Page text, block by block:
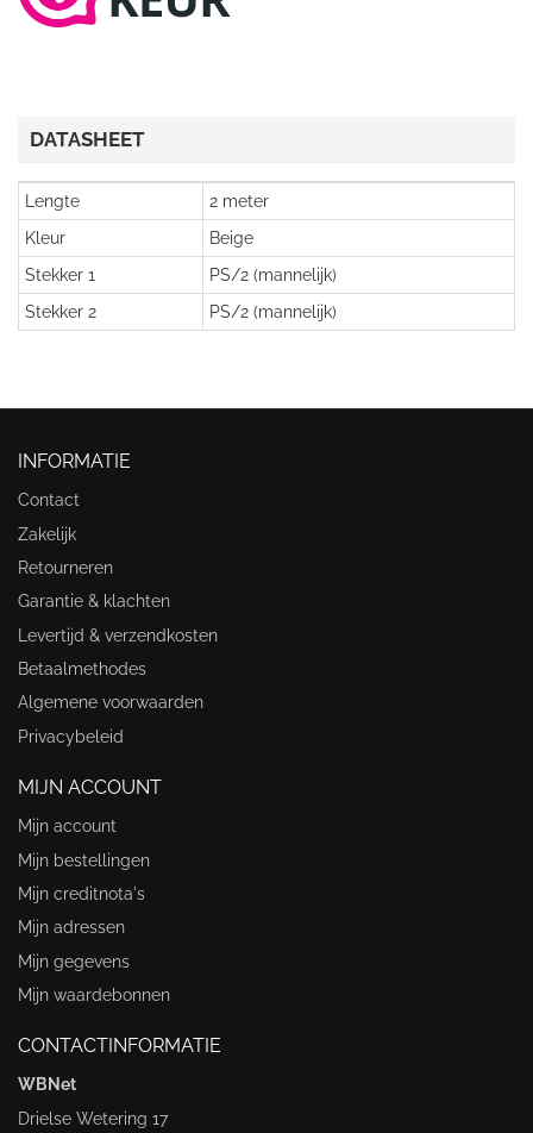
DATASHEET
Lengte
2 meter
Kleur
Beige
Stekker 1
PS/2 (mannelijk)
Stekker 2
PS/2 (mannelijk)
INFORMATIE
Contact
Zakelijk
Retourneren
Garantie & klachten
Levertijd & verzendkosten
Betaalmethodes
Algemene voorwaarden
Privacybeleid
MIJN ACCOUNT
Mijn account
Mijn bestellingen
Mijn creditnota's
Mijn adressen
Mijn gegevens
Mijn waardebonnen
CONTACTINFORMATIE
WBNet
Drielse Wetering 17